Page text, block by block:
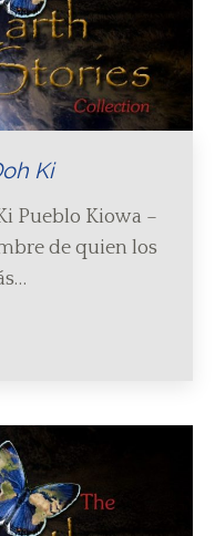
Ki
Pueblo Kiowa –
de quien los